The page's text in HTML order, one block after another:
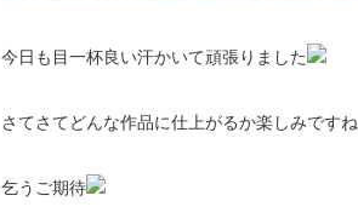
今日も目一杯良い汗かいて頑張りました
さてさてどんな作品に仕上がるか楽しみですね
乞うご期待